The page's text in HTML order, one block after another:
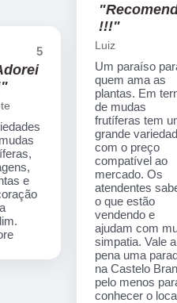
5
e
!!!"
Luiz
Um paraíso
quem ama as
plantas. Em
de mudas
frutíferas tem
grande
com o preço
compatível ao
mercado. Os
atendentes
o que estão
vendendo e
ajudam com
simpatia. Vale a
pena uma
na Castelo
pelo menos
conhecer o